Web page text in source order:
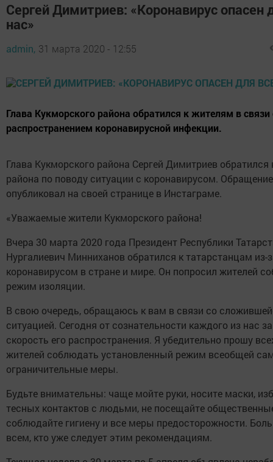
Сергей Димитриев: «Коронавирус опасен
нас»
admin, 31 марта 2020 - 12:55
Глава Кукморского района обратился к жителям в связи
распространением коронавирусной инфекции.
Глава Кукморского района Сергей Димитриев
района по поводу ситуации с коронавирусом.
опубликовал на своей странице в Инстаграме.
«Уважаемые жители Кукморского района!
Вчера 30 марта 2020 года Президент Республики
Нургалиевич Минниханов обратился к татарстанцам из-
коронавирусом в стране и мире. Он попросил жителей
режим изоляции.
В свою очередь, обращаюсь к вам в связи со
ситуацией. Сегодня от сознательности каждого из нас
скорость его распространения. Я убедительно прошу
жителей соблюдать установленный режим всеобщей
ограничительные меры.
Будьте внимательны: чаще мойте руки, носите маски,
тесных контактов с людьми, не посещайте
соблюдайте гигиену и все меры предосторожности.
всем, кто уже следует этим рекомендациям.